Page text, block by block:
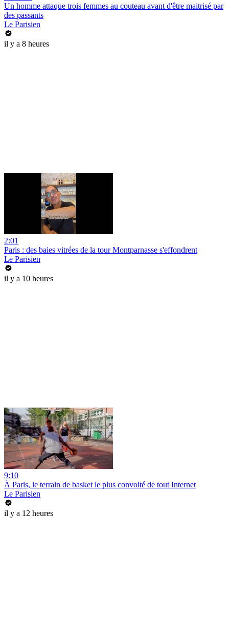
Un homme attaque trois femmes au couteau avant d'être maitrisé par
des passants
Le Parisien
il y a 8 heures
2:01
Paris : des baies vitrées de la tour Montparnasse s'effondrent
Le Parisien
il y a 10 heures
9:10
À Paris, le terrain de basket le plus convoité de tout Internet
Le Parisien
il y a 12 heures